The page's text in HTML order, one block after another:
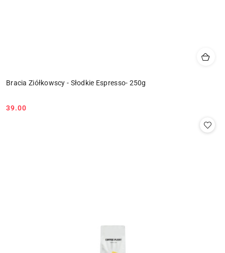
Bracia Ziółkowscy - Słodkie Espresso- 250g
Cena:
39.00